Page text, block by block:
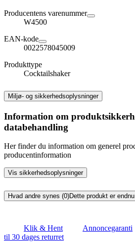
Producentens varenummer
W4500
EAN-kode
0022578045009
Produkttype
Cocktailshaker
Miljø- og sikkerhedsoplysninger
Information om
databehandling
Her finder du information om generel
producentinformation
Vis sikkerhedsoplysninger
Hvad andre synes (0)Dette produkt er
Klik & Hent Annoncegaranti
til 30 dages returret